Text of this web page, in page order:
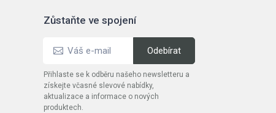
Zůstaňte ve spojení
Přihlaste se k odběru našeho newsletteru a
získejte včasné slevové nabídky,
aktualizace a informace o nových
produktech.